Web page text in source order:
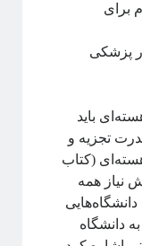
نه دانشگاه!
برای
پزشکی
باید
تجزیه و
(کتاب
نیاز همه
دانشگاه